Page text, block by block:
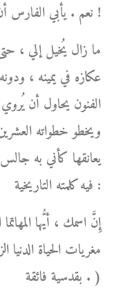
نعم . يأبي الفارس أن يترجل !
ما زال يُخيل إلي ،
عكازه في يمينه ،
الفنون يحاول أن
ويخطو خطواته
يعانقها كأني به
فيه كلمته التاريخية :
إِنَّ اسمك ، أيُّها
مغريات الحياة الدنيا
بقدسية فائقة . )